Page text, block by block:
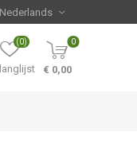
(0) 0
€ 0,00